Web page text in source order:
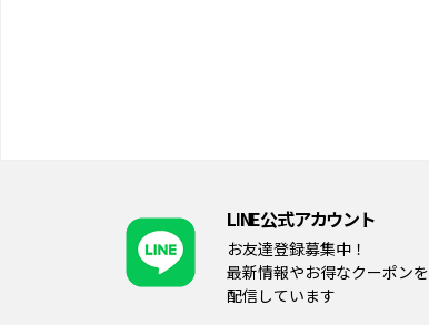
LINE公式アカウント
お友達登録募集中！
最新情報やお得なクーポンを
配信しています